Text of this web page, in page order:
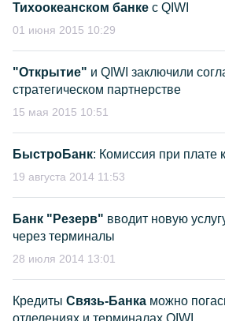
Тихоокеанском банке с QIWI
01 июня 2015 10:29
"Открытие" и QIWI заключили
стратегическом партнерстве
15 мая 2015 10:51
БыстроБанк: Комиссия при плате
19 августа 2014 11:53
Банк "Резерв" вводит новую
через терминалы
28 июля 2014 13:01
Кредиты Связь-Банка можно
отделениях и терминалах QIWI